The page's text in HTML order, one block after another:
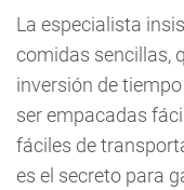
La especialista
comidas sencillas,
inversión de
ser empacadas
fáciles de
es el secreto para